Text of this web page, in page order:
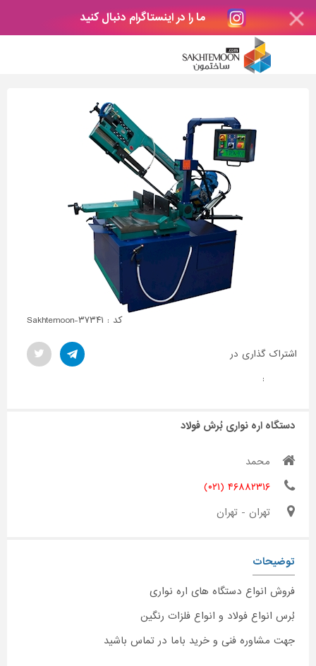
ما را در اینستاگرام دنبال کنید
کد : Sakhtemoon-۳۷۳۴۱
اشتراک گذاری در
:
دستگاه اره نواری بُرش فولاد
محمد
۴۶۸۸۲۳۱۶ (۰۲۱)
تهران - تهران
توضیحات
فروش انواع دستگاه های اره نواری
بُرس انواع فولاد و انواع فلزات رنگین
جهت مشاوره فنی و خرید باما در تماس باشید